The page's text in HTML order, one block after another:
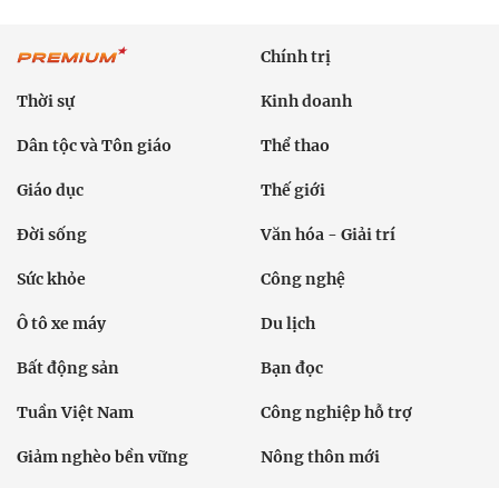
Chính trị
Thời sự Kinh doanh
Dân tộc và Tôn giáo Thể thao
Giáo dục Thế giới
Đời sống Văn hóa - Giải trí
Sức khỏe Công nghệ
Ô tô xe máy Du lịch
Bất động sản Bạn đọc
Tuần Việt Nam Công nghiệp hỗ trợ
Giảm nghèo bền vững Nông thôn mới